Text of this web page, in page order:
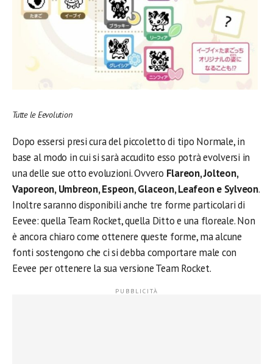
Tutte le Eevolution
Dopo essersi presi cura del piccoletto di tipo Normale, in
base al modo in cui si sarà accudito esso potrà evolversi in
una delle sue otto evoluzioni. Ovvero Flareon, Jolteon,
Vaporeon, Umbreon, Espeon, Glaceon, Leafeon e Sylveon.
Inoltre saranno disponibili anche tre forme particolari di
Eevee: quella Team Rocket, quella Ditto e una floreale. Non
è ancora chiaro come ottenere queste forme, ma alcune
fonti sostengono che ci si debba comportare male con
Eevee per ottenere la sua versione Team Rocket.